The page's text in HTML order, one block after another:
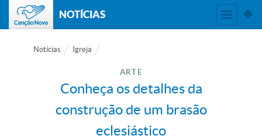
NOTÍCIAS
Notícias Igreja
ARTE
Conheça os detalhes da
construção de um brasão
eclesiástico